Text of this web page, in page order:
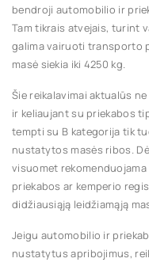
bendroji automobilio ir
Tam tikrais atvejais, turint
galima vairuoti transporto
masė siekia iki 4250 kg.
Šie reikalavimai aktualūs
ir keliaujant su priekabos
tempti su B kategorija tik
nustatytos masės ribos.
visuomet
priekabos ar kemperio
didžiausiąją leidžiamąją
Jeigu automobilio ir
nustatytus apribojimus,